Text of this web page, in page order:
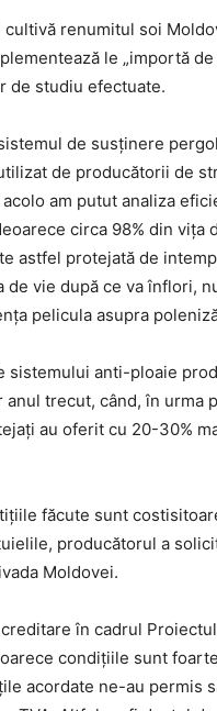
cultivă renumitul soi
le „importă
de studiu efectuate.
de susținere
de producătorii de
am putut analiza
circa 98% din vița
astfel protejată de
de vie după ce va înflori,
pelicula asupra
sistemului anti-ploaie
anul trecut, când, în urma
au oferit cu 20-30%
făcute sunt
producătorul a
Moldovei.
în cadrul
condițiile sunt
acordate ne-au permis